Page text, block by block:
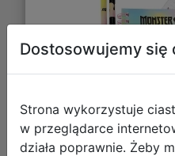
Dostosowujemy się
Strona wykorzystuje
w przeglądarce
działa poprawnie. Żeby